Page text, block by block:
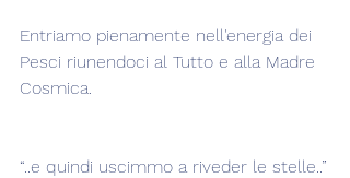
Entriamo pienamente nell'energia dei
Pesci riunendoci al Tutto e alla Madre
Cosmica.
“..e quindi uscimmo a riveder le stelle..”